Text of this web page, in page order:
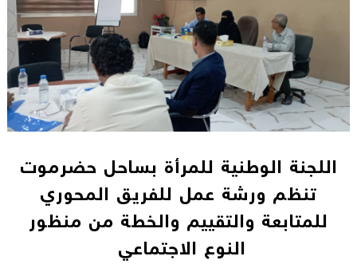
اللجنة الوطنية للمرأة بساحل حضرموت
تنظم ورشة عمل للفريق المحوري
للمتابعة والتقييم والخطة من منظور
النوع الاجتماعي